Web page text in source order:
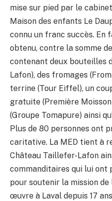
mise sur pied par le
Maison des enfants Le
connu un franc succès.
obtenu, contre la somme
contenant deux bouteilles
Lafon), des fromages
terrine (Tour Eiffel), un
gratuite (Première
(Groupe Tomapure) ainsi
Plus de 80 personnes ont
caritative. La MED tient à
Château Taillefer-Lafon
commanditaires qui lui ont
pour soutenir la mission de
œuvre à Laval depuis 17